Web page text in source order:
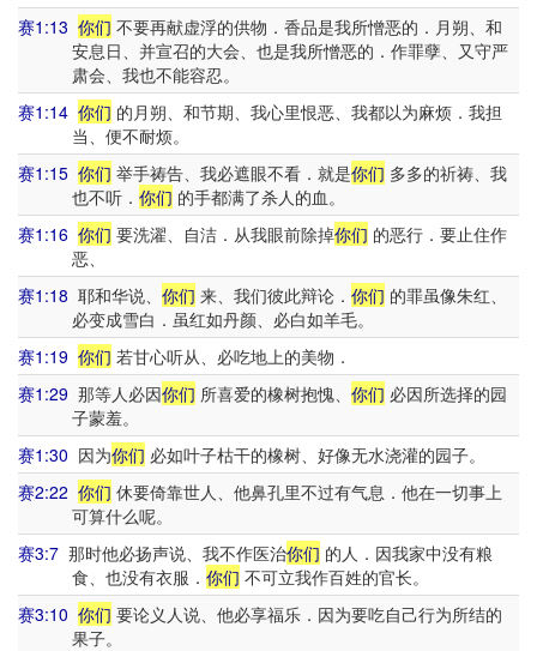
赛1:13 你们 不要再献虚浮的供物．香品是我所憎恶的．月朔、和
安息日、并宣召的大会、也是我所憎恶的．作罪孽、又守严
肃会、我也不能容忍。
赛1:14 你们 的月朔、和节期、我心里恨恶、我都以为麻烦．我担
当、便不耐烦。
赛1:15 你们 举手祷告、我必遮眼不看．就是你们 多多的祈祷、我
也不听． 你们 的手都满了杀人的血。
赛1:16 你们 要洗濯、自洁．从我眼前除掉你们 的恶行．要止住作
恶、
赛1:18 耶和华说、 你们 来、我们彼此辩论． 你们 的罪虽像朱红、
必变成雪白．虽红如丹颜、必白如羊毛。
赛1:19 你们 若甘心听从、必吃地上的美物．
赛1:29 那等人必因你们 所喜爱的橡树抱愧、 你们 必因所选择的园
子蒙羞。
赛1:30 因为你们 必如叶子枯干的橡树、好像无水浇灌的园子。
赛2:22 你们 休要倚靠世人、他鼻孔里不过有气息．他在一切事上
可算什么呢。
赛3:7 那时他必扬声说、我不作医治你们 的人．因我家中没有粮
食、也没有衣服． 你们 不可立我作百姓的官长。
赛3:10 你们 要论义人说、他必享福乐．因为要吃自己行为所结的
果子。